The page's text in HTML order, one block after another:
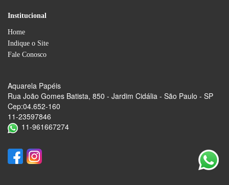
Institucional
Home
Indique o Site
Fale Conosco
Aquarela Papéis
Rua João Gomes Batista, 850 - Jardim Cidália - São Paulo - SP
Cep:04.652-160
11-23597846
11-961667274